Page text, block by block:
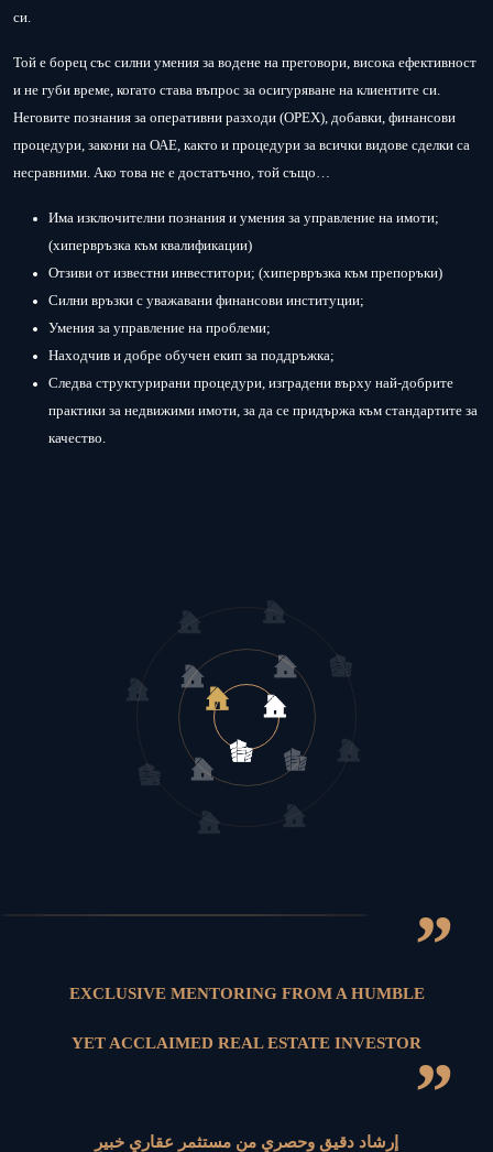
си.
Той е борец със силни умения за водене на преговори, висока ефективност
и не губи време, когато става въпрос за осигуряване на клиентите си.
Неговите познания за оперативни разходи (ОРЕХ), добавки, финансови
процедури, закони на ОАЕ, както и процедури за всички видове сделки са
несравними. Ако това не е достатъчно, той също…
Има изключителни познания и умения за управление на имоти;
(хипервръзка към квалификации)
Отзиви от известни инвеститори; (хипервръзка към препоръки)
Силни връзки с уважавани финансови институции;
Умения за управление на проблеми;
Находчив и добре обучен екип за поддръжка;
Следва структурирани процедури, изградени върху най-добрите
практики за недвижими имоти, за да се придържа към стандартите за
качество.
”
EXCLUSIVE MENTORING FROM A HUMBLE
YET ACCLAIMED REAL ESTATE INVESTOR
”
إرشاد دقيق وحصري من مستثمر عقاري خبيرٍ